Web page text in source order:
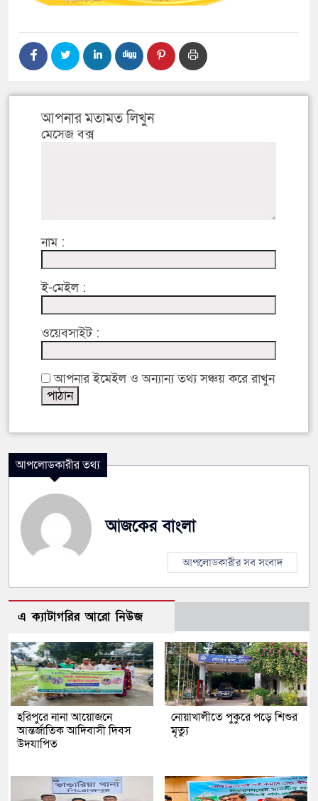
আপনার মতামত লিখুন
মেসেজ বক্স
নাম :
ই-মেইল :
ওয়েবসাইট :
আপনার ইমেইল ও অন্যান্য তথ্য সঞ্চয় করে রাখুন
আপলোডকারীর তথ্য
আজকের বাংলা
আপলোডকারীর সব সংবাদ
এ ক্যাটাগরির আরো নিউজ
হরিপুরে নানা আয়োজনে
আন্তর্জাতিক আদিবাসী দিবস
উদযাপিত
নোয়াখালীতে পুকুরে পড়ে শিশুর
মৃত্যু